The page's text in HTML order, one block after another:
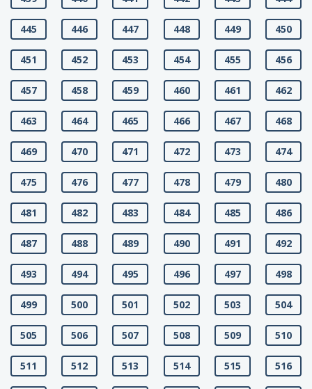
445 446 447 448 449 450
451 452 453 454 455 456
457 458 459 460 461 462
463 464 465 466 467 468
469 470 471 472 473 474
475 476 477 478 479 480
481 482 483 484 485 486
487 488 489 490 491 492
493 494 495 496 497 498
499 500 501 502 503 504
505 506 507 508 509 510
511 512 513 514 515 516